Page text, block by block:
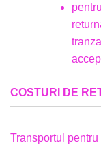
COSTURI DE
Transportul